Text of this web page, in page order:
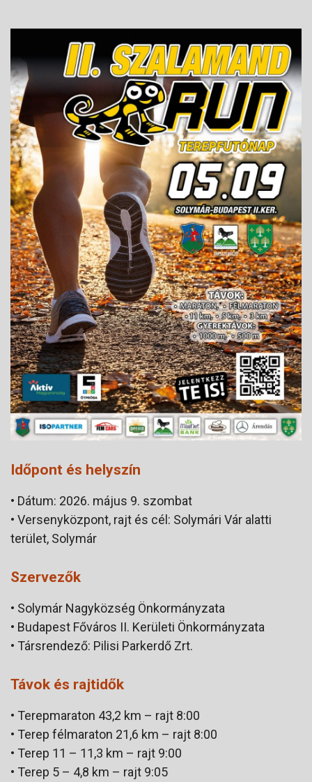
Időpont és helyszín
• Dátum: 2026. május 9. szombat
• Versenyközpont, rajt és cél: Solymári Vár alatti
terület, Solymár
Szervezők
• Solymár Nagyközség Önkormányzata
• Budapest Főváros II. Kerületi Önkormányzata
• Társrendező: Pilisi Parkerdő Zrt.
Távok és rajtidők
• Terepmaraton 43,2 km – rajt 8:00
• Terep félmaraton 21,6 km – rajt 8:00
• Terep 11 – 11,3 km – rajt 9:00
• Terep 5 – 4,8 km – rajt 9:05